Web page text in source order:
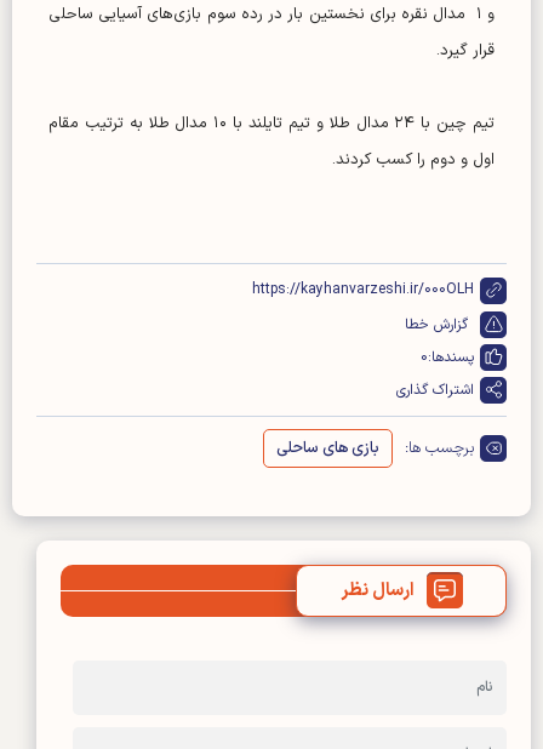
و ۱ مدال نقره برای نخستین بار در رده سوم بازی‌های آسیایی ساحلی
قرار گیرد.
تیم چین با ۲۴ مدال طلا و تیم تایلند با ۱۰ مدال طلا به ترتیب مقام
اول و دوم را کسب کردند.
https://kayhanvarzeshi.ir/000OLH
گزارش خطا
پسندها:0
اشتراک گذاری
برچسب ها: بازی های ساحلی
ارسال نظر